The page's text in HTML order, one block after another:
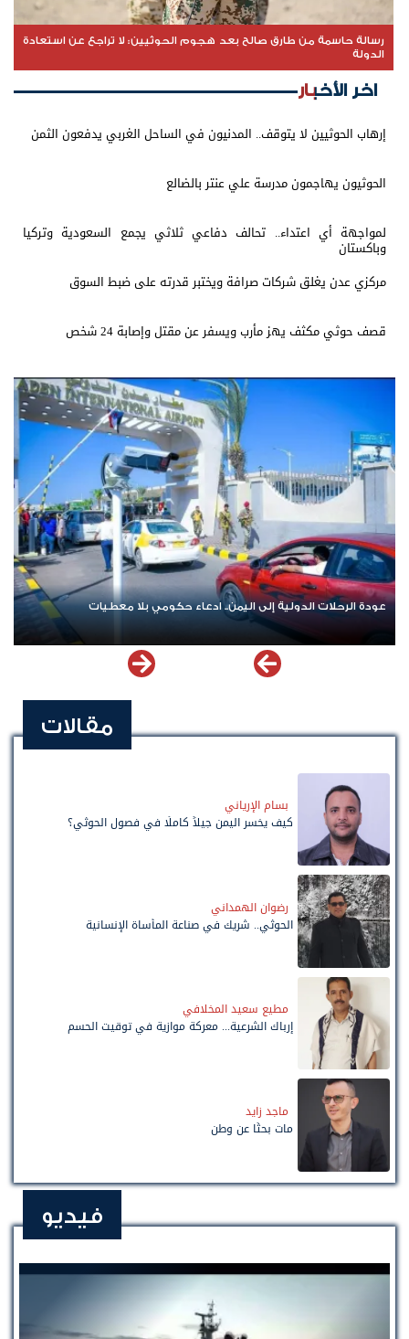
رسالة حاسمة من طارق صالح بعد هجوم الحوثيين: لا تراجع عن استعادة
الدولة
اخر الأخبار
إرهاب الحوثيين لا يتوقف.. المدنيون في الساحل الغربي يدفعون الثمن
الحوثيون يهاجمون مدرسة علي عنتر بالضالع
لمواجهة أي اعتداء.. تحالف دفاعي ثلاثي يجمع السعودية وتركيا
وباكستان
مركزي عدن يغلق شركات صرافة ويختبر قدرته على ضبط السوق
قصف حوثي مكثف يهز مأرب ويسفر عن مقتل وإصابة 24 شخص
عودة الرحلات الدولية إلى اليمن.. ادعاء حكومي بلا معطيات
مقالات
بسام الإرياني
كيف يخسر اليمن جيلاً كاملًا في فصول الحوثي؟
رضوان الهمداني
الحوثي.. شريك في صناعة المأساة الإنسانية
مطيع سعيد المخلافي
إرباك الشرعية... معركة موازية في توقيت الحسم
ماجد زايد
مات بحثًا عن وطن
فيديو